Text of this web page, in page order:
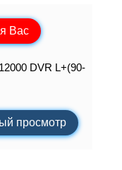
Вас
DVR L+(90-
просмотр